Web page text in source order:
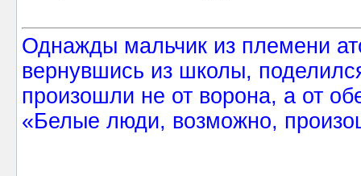
Однажды мальчик из племени
вернувшись из школы,
произошли не от ворона, а от
«Белые люди, возможно,